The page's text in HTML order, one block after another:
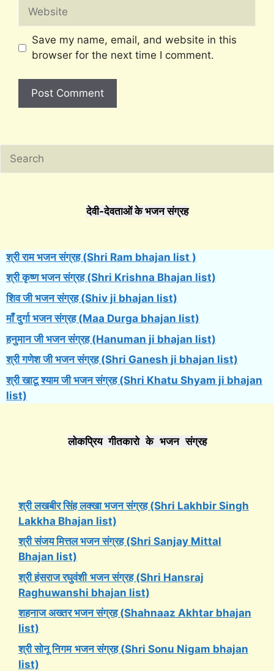
Website
Save my name, email, and website in this
browser for the next time I comment.
देवी-देवताओं के भजन संग्रह
श्री राम भजन संग्रह (Shri Ram bhajan list )
श्री कृष्ण भजन संग्रह (Shri Krishna Bhajan list)
शिव जी भजन संग्रह (Shiv ji bhajan list)
माँ दुर्गा भजन संग्रह (Maa Durga bhajan list)
हनुमान जी भजन संग्रह (Hanuman ji bhajan list)
श्री गणेश जी भजन संग्रह (Shri Ganesh ji bhajan list)
श्री खाटू श्याम जी भजन संग्रह (Shri Khatu Shyam ji bhajan
list)
लोकप्रिय गीतकारो के भजन संग्रह
श्री लखबीर सिंह लक्खा भजन संग्रह (Shri Lakhbir Singh
Lakkha Bhajan list)
श्री संजय मित्तल भजन संग्रह (Shri Sanjay Mittal
Bhajan list)
श्री हंसराज रघुवंशी भजन संग्रह (Shri Hansraj
Raghuwanshi bhajan list)
शहनाज अख्तर भजन संग्रह (Shahnaaz Akhtar bhajan
list)
श्री सोनू निगम भजन संग्रह (Shri Sonu Nigam bhajan
list)